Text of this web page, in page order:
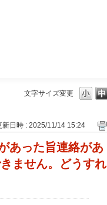
文字サイズ変更
新日時 : 2025/11/14 15:24
あった旨連絡があ
ません。どうすれ